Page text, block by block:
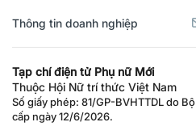
Thông tin doanh nghiệp
Tạp chí điện tử Phụ nữ Mới
Thuộc Hội Nữ trí thức Việt Nam
Số giấy phép: 81/GP-BVHTTDL do
cấp ngày 12/6/2026.